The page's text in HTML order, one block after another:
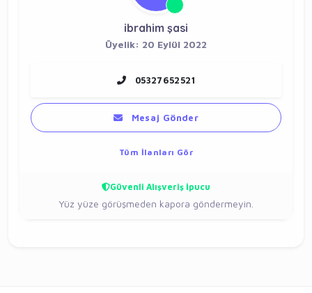
ibrahim şasi
Üyelik: 20 Eylül 2022
05327652521
Mesaj Gönder
Tüm İlanları Gör
Güvenli Alışveriş İpucu
Yüz yüze görüşmeden kapora göndermeyin.